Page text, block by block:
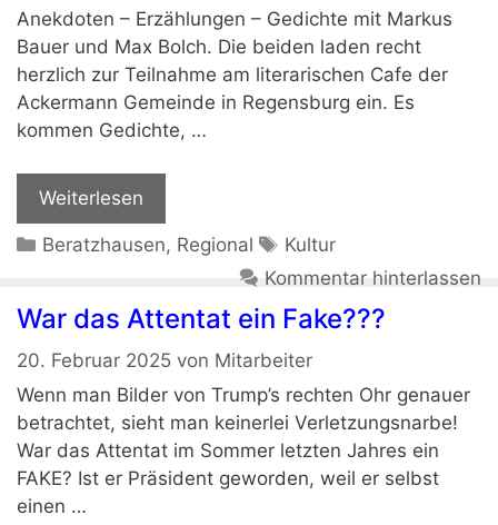
Anekdoten – Erzählungen – Gedichte mit Markus
Bauer und Max Bolch. Die beiden laden recht
herzlich zur Teilnahme am literarischen Cafe der
Ackermann Gemeinde in Regensburg ein. Es
kommen Gedichte, …
Weiterlesen
Kategorien
Beratzhausen, Regional Schlagwörter
Kultur
Kommentar hinterlassen
War das Attentat ein Fake???
20. Februar 2025 von Mitarbeiter
Wenn man Bilder von Trump’s rechten Ohr genauer
betrachtet, sieht man keinerlei Verletzungsnarbe!
War das Attentat im Sommer letzten Jahres ein
FAKE? Ist er Präsident geworden, weil er selbst
einen …